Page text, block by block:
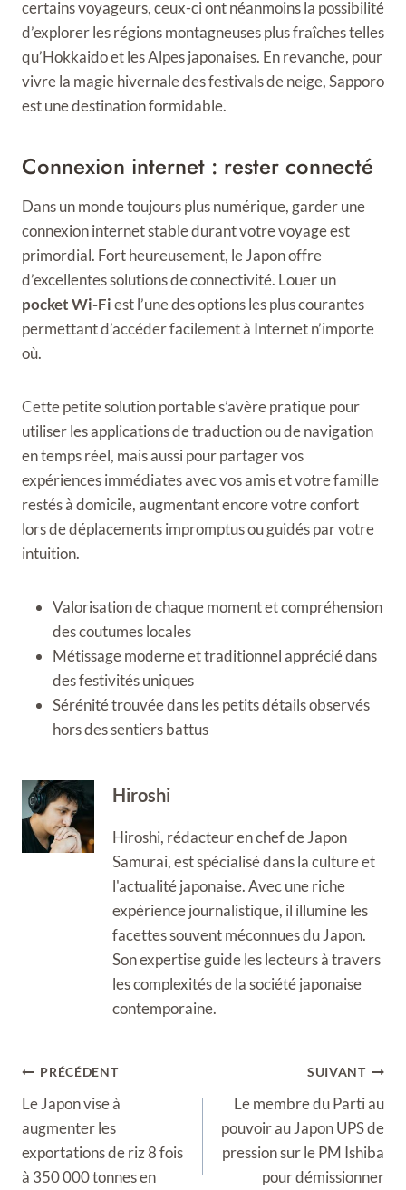
certains voyageurs, ceux-ci ont néanmoins la possibilité
d’explorer les régions montagneuses plus fraîches telles
qu’Hokkaido et les Alpes japonaises. En revanche, pour
vivre la magie hivernale des festivals de neige, Sapporo
est une destination formidable.
Connexion internet : rester connecté
Dans un monde toujours plus numérique, garder une
connexion internet stable durant votre voyage est
primordial. Fort heureusement, le Japon offre
d’excellentes solutions de connectivité. Louer un
pocket Wi-Fiest l’une des options les plus courantes
permettant d’accéder facilement à Internet n’importe
où.
Cette petite solution portable s’avère pratique pour
utiliser les applications de traduction ou de navigation
en temps réel, mais aussi pour partager vos
expériences immédiates avec vos amis et votre famille
restés à domicile, augmentant encore votre confort
lors de déplacements impromptus ou guidés par votre
intuition.
Valorisation de chaque moment et compréhension
des coutumes locales
Métissage moderne et traditionnel apprécié dans
des festivités uniques
Sérénité trouvée dans les petits détails observés
hors des sentiers battus
Hiroshi
Hiroshi, rédacteur en chef de Japon
Samurai, est spécialisé dans la culture et
l'actualité japonaise. Avec une riche
expérience journalistique, il illumine les
facettes souvent méconnues du Japon.
Son expertise guide les lecteurs à travers
les complexités de la société japonaise
contemporaine.
Navigation
de
PRÉCÉDENT
Le Japon vise à
augmenter les
exportations de riz 8 fois
à 350 000 tonnes en
SUIVANT
Le membre du Parti au
pouvoir au Japon UPS de
pression sur le PM Ishiba
pour démissionner